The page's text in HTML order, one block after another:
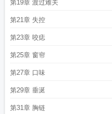
第19章 渡过难关
第21章 失控
第23章 咬痣
第25章 窗帘
第27章 口味
第29章 垂涎
第31章 胸链